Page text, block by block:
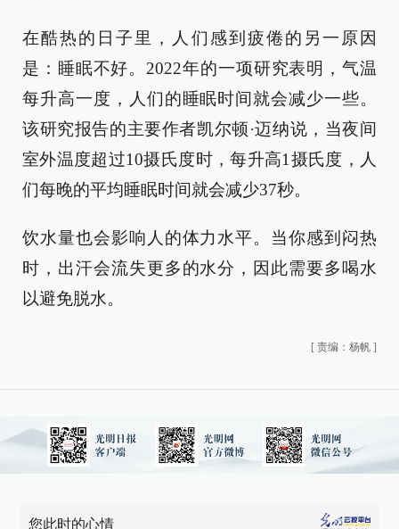
在酷热的日子里，人们感到疲倦的另一原因
是：睡眠不好。2022年的一项研究表明，气温
每升高一度，人们的睡眠时间就会减少一些。
该研究报告的主要作者凯尔顿·迈纳说，当夜间
室外温度超过10摄氏度时，每升高1摄氏度，人
们每晚的平均睡眠时间就会减少37秒。
饮水量也会影响人的体力水平。当你感到闷热
时，出汗会流失更多的水分，因此需要多喝水
以避免脱水。
[ 责编：杨帆 ]
您此时的心情